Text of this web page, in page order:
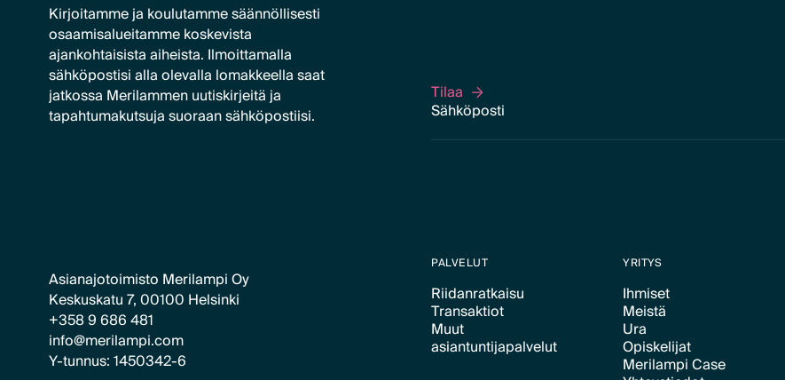
Kirjoitamme ja koulutamme säännöllisesti
osaamisalueitamme koskevista
ajankohtaisista aiheista. Ilmoittamalla
sähköpostisi alla olevalla lomakkeella saat
jatkossa Merilammen uutiskirjeitä ja
tapahtumakutsuja suoraan sähköpostiisi.
Tilaa
Tilaa
Asianajotoimisto Merilampi Oy
Keskuskatu 7, 00100 Helsinki
+358 9 686 481
info@merilampi.com
Y-tunnus: 1450342-6
PALVELUT
Riidanratkaisu
Text Link
Transaktiot
Text Link
Muut
asiantuntijapalvelut
YRITYS
Ihmiset
Text Link
Meistä
Text Link
Ura
Text Link
Opiskelijat
Text Link
Merilampi Case